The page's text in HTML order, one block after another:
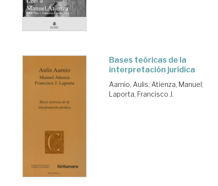
Bases teóricas de la
interpretación jurídica
Aarnio, Aulis; Atienza, Manuel;
Laporta, Francisco J.